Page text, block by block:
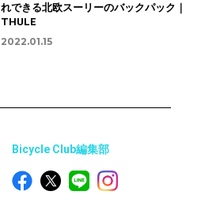
れできる北欧スーリーのバックパック｜
THULE
2022.01.15
Bicycle Club編集部